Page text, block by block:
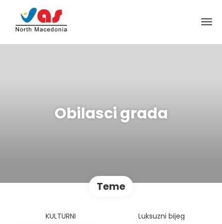
Obilasci grada
Teme
KULTURNI
Luksuzni bijeg